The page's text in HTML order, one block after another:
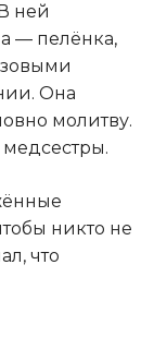
ней
— пелёнка,
Она
молитву.
никто не
что